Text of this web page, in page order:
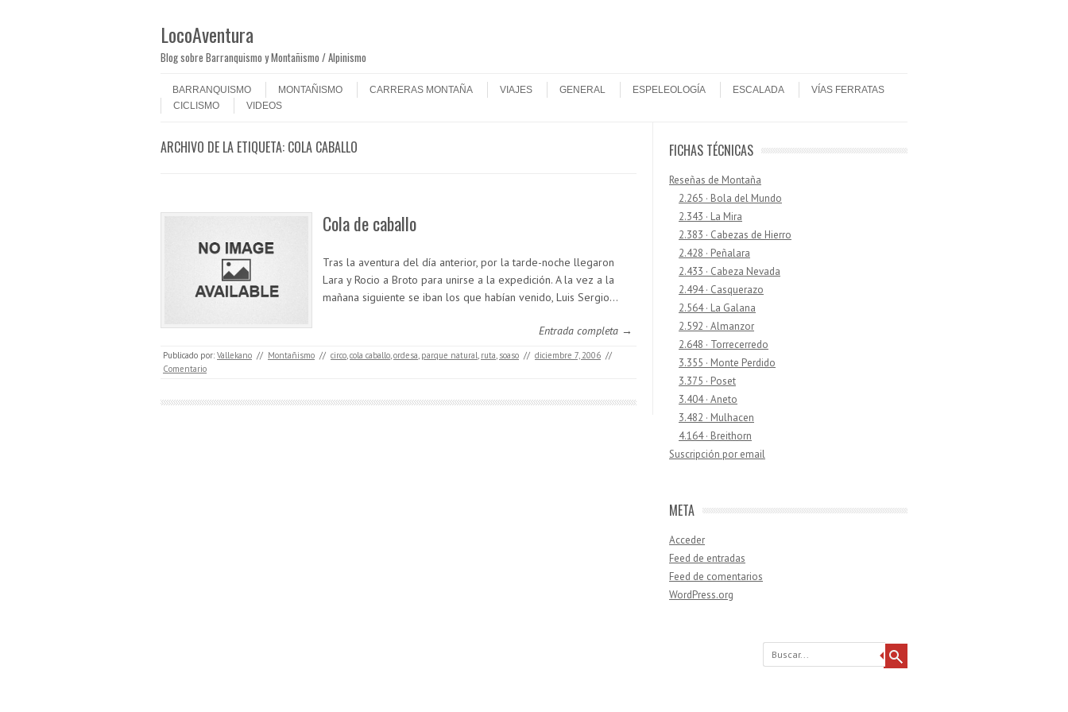
LocoAventura
Blog sobre Barranquismo y Montañismo / Alpinismo
Menú
BARRANQUISMO
MONTAÑISMO CARRERAS MONTAÑA VIAJES GENERAL ESPELEOLOGÍA ESCALADA
VÍAS FERRATAS
CICLISMO
VIDEOS
ARCHIVO DE LA ETIQUETA: COLA CABALLO
Cola de caballo
Tras la aventura del día anterior, por la tarde-noche llegaron
Lara y Rocio a Broto para unirse a la expedición. A la vez a la
mañana siguiente se iban los que habían venido, Luis Sergio…
Entrada completa →
Publicado por: Vallekano // Montañismo // circo,cola caballo,ordesa, parque natural, ruta, soaso // diciembre 7, 2006 //
Comentario
FICHAS TÉCNICAS
Reseñas de Montaña
2.265 · Bola del Mundo
2.343 · La Mira
2.383 · Cabezas de Hierro
2.428 · Peñalara
2.433 · Cabeza Nevada
2.494 · Casquerazo
2.564 · La Galana
2.592 · Almanzor
2.648 · Torrecerredo
3.355 · Monte Perdido
3.375 · Poset
3.404 · Aneto
3.482 · Mulhacen
4.164 · Breithorn
Suscripción por email
META
Acceder
Feed de entradas
Feed de comentarios
WordPress.org